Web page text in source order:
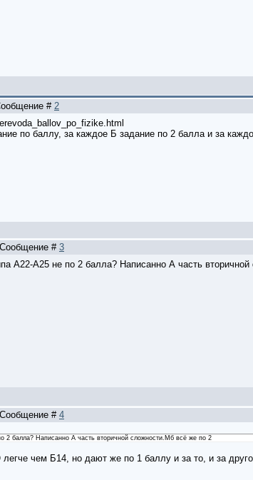
# 2
по баллу, за каждое Б задание по 2 балла и за
# 3
А22-А25 не по 2 балла? Написанно А часть
# 4
2 балла? Написанно А часть вторичной сложности.Мб всё же по 2
чем Б14, но дают же по 1 баллу и за то, и за